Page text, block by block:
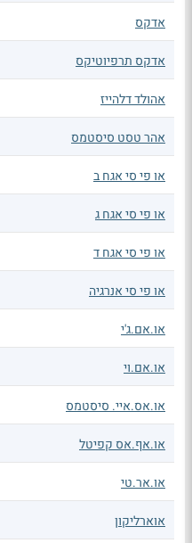
אדקס
אדקס תרפיוטיקס
אהולד דלהייז
אהר טסט סיסטמס
או פי סי אגח ב
או פי סי אגח ג
או פי סי אגח ד
או פי סי אנרגיה
או.אם.ג'י
או.אם.וי
או.אס.איי. סיסטמס
או.אף.אס קפיטל
או.אר.טי
אוארליקון